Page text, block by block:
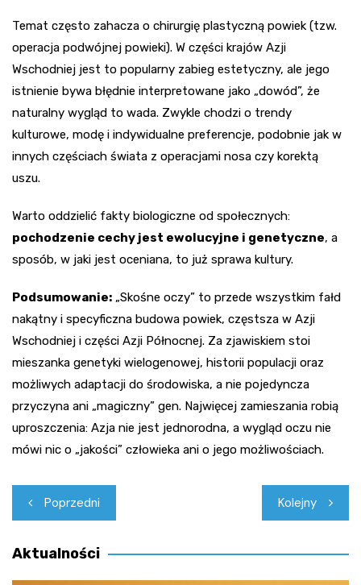
Temat często zahacza o chirurgię plastyczną powiek (tzw.
operacja podwójnej powieki). W części krajów Azji
Wschodniej jest to popularny zabieg estetyczny, ale jego
istnienie bywa błędnie interpretowane jako „dowód”, że
naturalny wygląd to wada. Zwykle chodzi o trendy
kulturowe, modę i indywidualne preferencje, podobnie jak w
innych częściach świata z operacjami nosa czy korektą
uszu.
Warto oddzielić fakty biologiczne od społecznych:
pochodzenie cechy jest ewolucyjne i genetyczne, a
sposób, w jaki jest oceniana, to już sprawa kultury.
Podsumowanie: „Skośne oczy” to przede wszystkim fałd
nakątny i specyficzna budowa powiek, częstsza w Azji
Wschodniej i części Azji Północnej. Za zjawiskiem stoi
mieszanka genetyki wielogenowej, historii populacji oraz
możliwych adaptacji do środowiska, a nie pojedyncza
przyczyna ani „magiczny” gen. Najwięcej zamieszania robią
uproszczenia: Azja nie jest jednorodna, a wygląd oczu nie
mówi nic o „jakości” człowieka ani o jego możliwościach.
Nawigacja
wpisu
Poprzedni Kolejny
Aktualności